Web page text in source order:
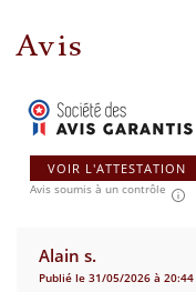
Avis
VOIR L'ATTESTATION
Avis soumis à un contrôle
Alain s.
Publié le 31/05/2026 à 20:44